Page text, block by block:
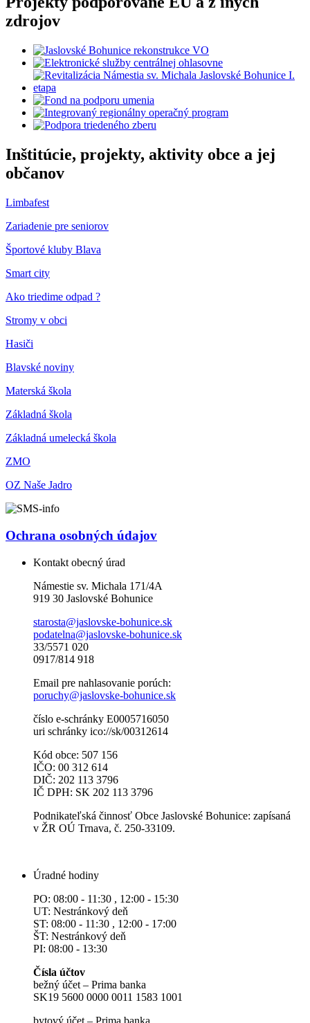
zdrojov
Inštitúcie, projekty, aktivity obce a jej
občanov
Limbafest
Zariadenie pre seniorov
Športové kluby Blava
Smart city
Ako triedime odpad ?
Stromy v obci
Hasiči
Blavské noviny
Materská škola
Základná škola
Základná umelecká škola
ZMO
OZ Naše Jadro
Ochrana osobných údajov
Kontakt obecný úrad
Námestie sv. Michala 171/4A
919 30 Jaslovské Bohunice
starosta@jaslovske-bohunice.sk
podatelna@jaslovske-bohunice.sk
33/5571 020
0917/814 918
Email pre nahlasovanie porúch:
poruchy@jaslovske-bohunice.sk
číslo e-schránky E0005716050
uri schránky ico://sk/00312614
Kód obce: 507 156
IČO: 00 312 614
DIČ: 202 113 3796
IČ DPH: SK 202 113 3796
Podnikateľská činnosť Obce Jaslovské Bohunice: zapísaná
v ŽR OÚ Trnava, č. 250-33109.
Úradné hodiny
PO: 08:00 - 11:30 , 12:00 - 15:30
UT: Nestránkový deň
ST: 08:00 - 11:30 , 12:00 - 17:00
ŠT: Nestránkový deň
PI: 08:00 - 13:30
Čísla účtov
bežný účet – Prima banka
SK19 5600 0000 0011 1583 1001
bytový účet – Prima banka